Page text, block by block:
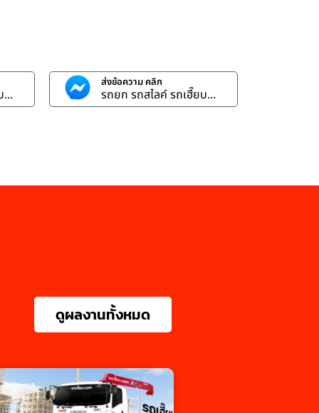
ส่งข้อความ คลิก
รถยก รถสไลค์ รถเฮี๊ยบ...
ดูผลงานทั้งหมด